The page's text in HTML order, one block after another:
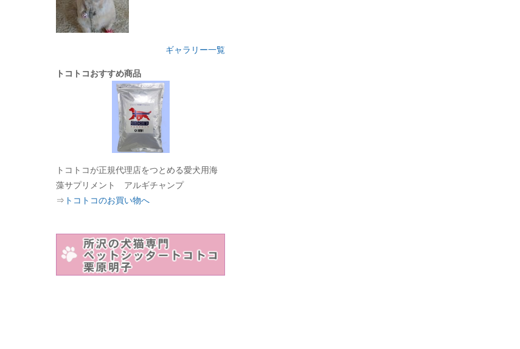
ギャラリー一覧
トコトコおすすめ商品
トコトコが正規代理店をつとめる愛犬用海
藻サプリメント アルギチャンプ
⇒ トコトコのお買い物へ